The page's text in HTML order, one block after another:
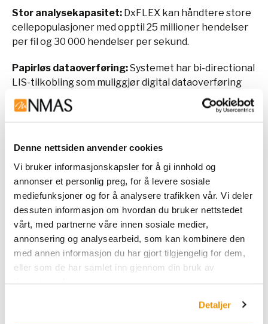
Denne nettsiden anvender cookies
Vi bruker informasjonskapsler for å gi innhold og
annonser et personlig preg, for å levere sosiale
mediefunksjoner og for å analysere trafikken vår. Vi deler
dessuten informasjon om hvordan du bruker nettstedet
vårt, med partnerne våre innen sosiale medier,
annonsering og analysearbeid, som kan kombinere den
med annen informasjon du har gjort tilgjengelig for dem,
eller som de har samlet inn gjennom din bruk av
Detaljer
Stor analysekapasitet: DxFLEX kan håndtere store
cellepopulasjoner med opptil 25 millioner hendelser
per fil og 30 000 hendelser per sekund.
Papirløs dataoverføring:Systemet har bi-directional
LIS-tilkobling som muliggjør digital dataoverføring
fra LIS til DxFLEX instrumentet, og tilbake.
noe som frigjør verdifull laboratorieplass.
Brukervennlighet:Intuitiv programvare gjør det
enkelt å bruke systemet, selv for de som er nye til
flowcytometri.